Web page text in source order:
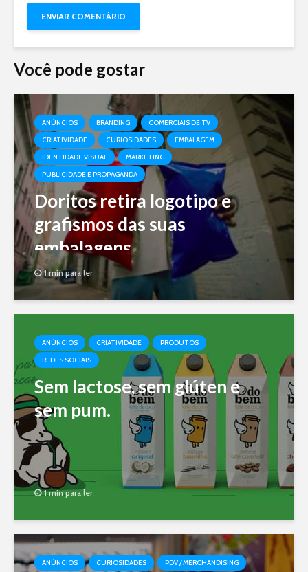
Você pode gostar
ANÚNCIOS BRANDING
COMERCIAIS DE TV
CRIATIVIDADE
CURIOSIDADES
EMBALAGEM
IDENTIDADE VISUAL
MARKETING
PUBLICIDADE E PROPAGANDA
Doritos retira logotipo e
grafismos das suas
embalagens
1 min para ler
ANÚNCIOS CRIATIVIDADE
PRODUTOS
REDES SOCIAIS
Sem lactose, sem glúten e
sem pum.
1 min para ler
ANÚNCIOS CURIOSIDADES PDV / MERCHANDISING